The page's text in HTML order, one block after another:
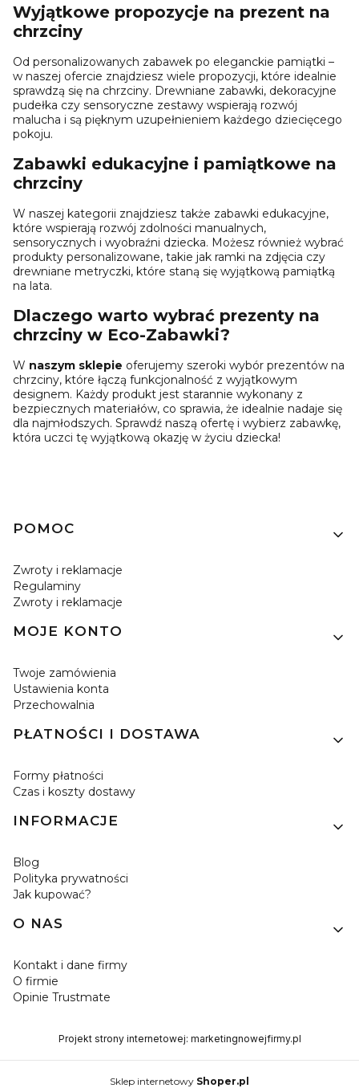
Wyjątkowe propozycje na prezent na
chrzciny
Od personalizowanych zabawek po eleganckie pamiątki –
w naszej ofercie znajdziesz wiele propozycji, które idealnie
sprawdzą się na chrzciny. Drewniane zabawki, dekoracyjne
pudełka czy sensoryczne zestawy wspierają rozwój
malucha i są pięknym uzupełnieniem każdego dziecięcego
pokoju.
Zabawki edukacyjne i pamiątkowe na
chrzciny
W naszej kategorii znajdziesz także zabawki edukacyjne,
które wspierają rozwój zdolności manualnych,
sensorycznych i wyobraźni dziecka. Możesz również wybrać
produkty personalizowane, takie jak ramki na zdjęcia czy
drewniane metryczki, które staną się wyjątkową pamiątką
na lata.
Dlaczego warto wybrać prezenty na
chrzciny w Eco-Zabawki?
W naszym sklepie oferujemy szeroki wybór prezentów na
chrzciny, które łączą funkcjonalność z wyjątkowym
designem. Każdy produkt jest starannie wykonany z
bezpiecznych materiałów, co sprawia, że idealnie nadaje się
dla najmłodszych. Sprawdź naszą ofertę i wybierz zabawkę,
która uczci tę wyjątkową okazję w życiu dziecka!
Linki w stopce
POMOC
Zwroty i reklamacje
Regulaminy
Zwroty i reklamacje
MOJE KONTO
Twoje zamówienia
Ustawienia konta
Przechowalnia
PŁATNOŚCI I DOSTAWA
Formy płatności
Czas i koszty dostawy
INFORMACJE
Blog
Polityka prywatności
Jak kupować?
O NAS
Kontakt i dane firmy
O firmie
Opinie Trustmate
Projekt strony internetowej: marketingnowejfirmy.pl
Sklep internetowy Shoper.pl